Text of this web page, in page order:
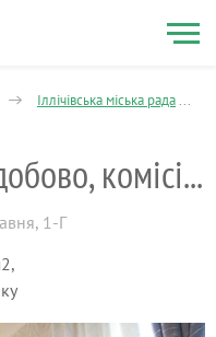
Іллічівська міська рада
VIP квартира подобово, комісія 0%
1-Г